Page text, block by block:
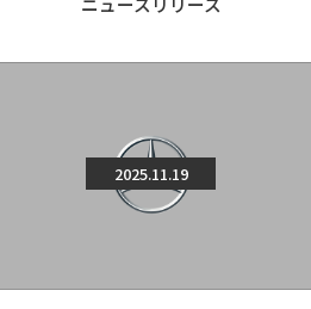
2025.11.19